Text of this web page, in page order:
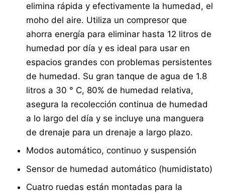
elimina rápida y efectivamente la humedad, el
moho del aire. Utiliza un compresor que
ahorra energía para eliminar hasta 12 litros de
humedad por día y es ideal para usar en
espacios grandes con problemas persistentes
de humedad. Su gran tanque de agua de 1.8
litros a 30 ° C, 80% de humedad relativa,
asegura la recolección continua de humedad
a lo largo del día y se incluye una manguera
de drenaje para un drenaje a largo plazo.
Modos automático, continuo y suspensión
Sensor de humedad automático (humidistato)
Cuatro ruedas están montadas para la